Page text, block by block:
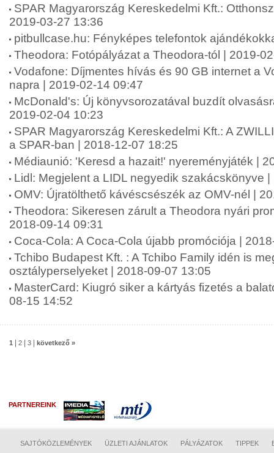
SPAR Magyarország Kereskedelmi Kft.:
2019-03-27 13:36
pitbullcase.hu: Fényképes telefontok
Theodora: Fotópályázat a Theodora-tól | 2019-
Vodafone: Díjmentes hívás és 90 GB internet a
napra | 2019-02-14 09:47
McDonald's: Új könyvsorozatával buzdít
2019-02-04 10:23
SPAR Magyarország Kereskedelmi Kft.: A
a SPAR-ban | 2018-12-07 18:25
Médiaunió: 'Keresd a hazait!' nyereményjáték |
Lidl: Megjelent a LIDL negyedik szakácskönyve
OMV: Újratölthető kávéscsészék az OMV-nél |
Theodora: Sikeresen zárult a Theodora nyári
2018-09-14 09:31
Coca-Cola: A Coca-Cola újabb promóciója |
Tchibo Budapest Kft. : A Tchibo Family idén is
osztályperselyeket | 2018-09-07 13:05
MasterCard: Kiugró siker a kártyás fizetés a
08-15 14:52
1 2 3 következő »
PARTNEREINK
SAJTÓKÖZLEMÉNYEK ÜZLETI AJÁNLATOK PÁLYÁZATOK TIPPEK